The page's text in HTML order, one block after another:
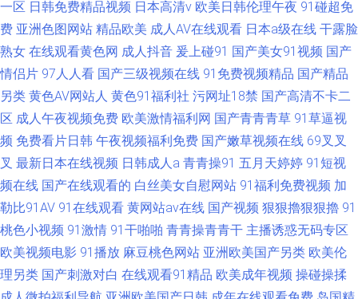
8848 日本老司机草 黄色电影链接 蜜桃视频91 变态av福利 婷婷色黑料91 国
产三级综合在线 91青青操网站 久久在线青青草 精品国产色色 午夜视频在线
91n在线网站 美女被草软件 韩国av自拍 超碰在线caop 国产另类ts 91在线91
日本高清色色 日韩a卡一 91网站久久 午夜剧场福利院 亚洲黄色电影1 午夜影
院欧美 熟女后入 天天干网站 久草福利在线新 无码va 91剧场 91大神3p 91黄
色变态视频 AV五码电影 韩国成a韩国免费 日韩色片在线看 另类av不卡 91探
花一区在线 日韩wwww 麻豆91巨炮 老司机午夜性大片 在线91免费观看 狠狠
干成人社区 国产成人自拍网 肏屄五月天 欧美操人 在线黄色电影网站 成人变
一区 日韩免费精品视频 日本高清v 欧美日韩伦理午夜 91碰超免
费 亚洲色图网站 精品欧美 成人AV在线观看 日本a级在线 干露脸
熟女 在线观看黄色网 成人抖音 爰上碰91 国产美女91视频 国产
情侣片 97人人看 国产三级视频在线 91免费视频精品 国产精品
另类 黄色AV网站人 黄色91福利社 污网址18禁 国产高清不卡二
区 成人午夜视频免费 欧美激情福利网 国产青青青草 91草逼视
频 免费看片日韩 午夜视频福利免费 国产嫩草视频在线 69叉叉
叉 最新日本在线视频 日韩成人a 青青操91 五月天婷婷 91短视
频在线 国产在线观看的 白丝美女自慰网站 91福利免费视频 加
勒比91AV 91在线观看 黄网站av在线 国产视频 狠狠擼狠狠擼 91
桃色小视频 91激情 91干啪啪 青青操青青干 主播诱惑无码专区
欧美视频电影 91播放 麻豆桃色网站 亚洲欧美国产另类 欧美伦
理另类 国产刺激对白 在线观看91精品 欧美成年视频 操碰操揉